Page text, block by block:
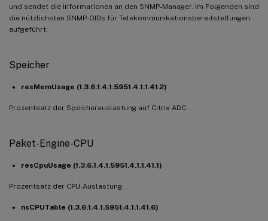
und sendet die Informationen an den SNMP-Manager. Im Folgenden sind
die nützlichsten SNMP-OIDs für Telekommunikationsbereitstellungen
aufgeführt:
Speicher
resMemUsage (1.3.6.1.4.1.5951.4.1.1.41.2)
Prozentsatz der Speicherauslastung auf Citrix ADC.
Paket-Engine-CPU
resCpuUsage (1.3.6.1.4.1.5951.4.1.1.41.1)
Prozentsatz der CPU-Auslastung.
nsCPUTable (1.3.6.1.4.1.5951.4.1.1.41.6)